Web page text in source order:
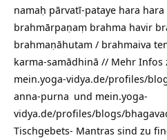
namaḥ pārvatī-pataye hara hara
brahmārpaṇaṃ brahma havir
brahmaṇāhutam / brahmaiva
karma-samādhinā // Mehr Infos
mein.yoga-vidya.de/profiles/
anna-purna und mein.yoga-
vidya.de/profiles/blogs/
Tischgebets- Mantras sind zu